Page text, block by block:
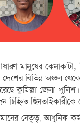
মানুষের কেনাকাটা,
দেশের বিভিন্ন অঞ্চল
কুমিল্লা জেলা
ছিনতাইকারীকে
নেতৃত্ব, আধুনিক